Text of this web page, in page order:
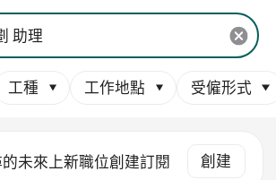
工種 工作地點 受僱形式
未來上新職位創建訂閱 創建